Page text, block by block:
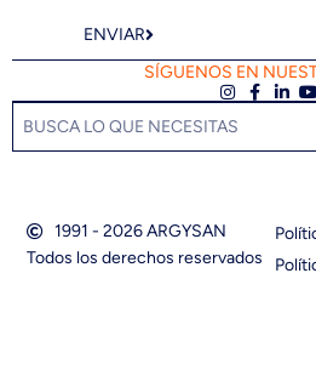
ENVIAR
SÍGUENOS EN
1991 - 2026 ARGYSAN
Todos los derechos reservados